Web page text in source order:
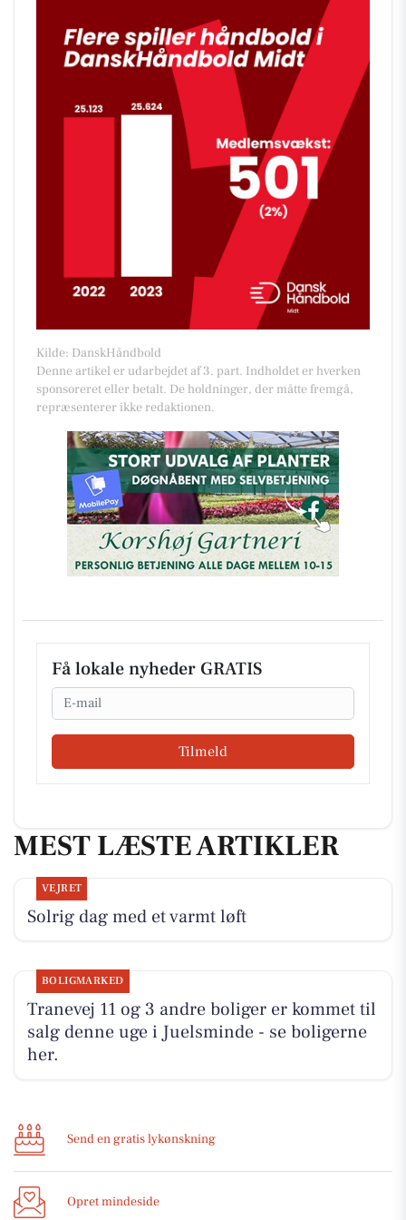
Kilde: DanskHåndbold
Denne artikel er udarbejdet af 3. part. Indholdet er hverken
sponsoreret eller betalt. De holdninger, der måtte fremgå,
repræsenterer ikke redaktionen.
Få lokale nyheder GRATIS
Email
Tilmeld
MEST LÆSTE ARTIKLER
VEJRET
Solrig dag med et varmt løft
BOLIGMARKED
Tranevej 11 og 3 andre boliger er kommet til
salg denne uge i Juelsminde - se boligerne
her.
Send en gratis lykønskning
Opret mindeside